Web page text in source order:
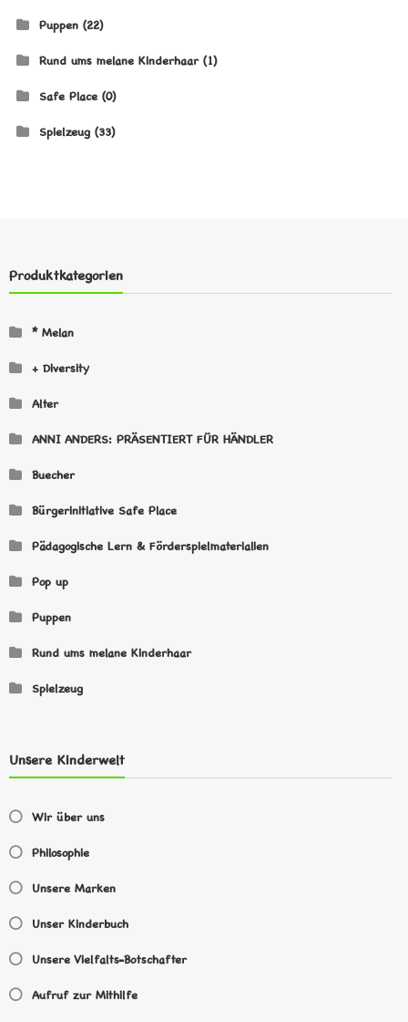
Puppen (22)
Rund ums melane Kinderhaar (1)
Safe Place (0)
Spielzeug (33)
Produktkategorien
* Melan
+ Diversity
Alter
ANNI ANDERS: PRÄSENTIERT FÜR HÄNDLER
Buecher
Bürgerinitiative Safe Place
Pädagogische Lern & Förderspielmaterialien
Pop up
Puppen
Rund ums melane Kinderhaar
Spielzeug
Unsere Kinderwelt
Wir über uns
Philosophie
Unsere Marken
Unser Kinderbuch
Unsere Vielfalts-Botschafter
Aufruf zur Mithilfe